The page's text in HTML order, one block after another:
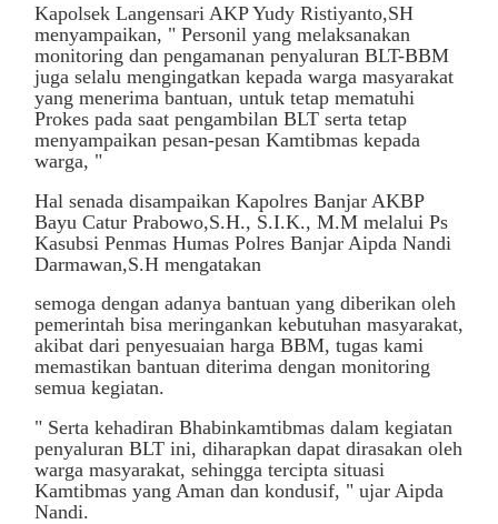
Kapolsek Langensari AKP Yudy Ristiyanto,SH
menyampaikan, " Personil yang melaksanakan
monitoring dan pengamanan penyaluran BLT-BBM
juga selalu mengingatkan kepada warga masyarakat
yang menerima bantuan, untuk tetap mematuhi
Prokes pada saat pengambilan BLT serta tetap
menyampaikan pesan-pesan Kamtibmas kepada
warga, "
Hal senada disampaikan Kapolres Banjar AKBP
Bayu Catur Prabowo,S.H., S.I.K., M.M melalui Ps
Kasubsi Penmas Humas Polres Banjar Aipda Nandi
Darmawan,S.H mengatakan
semoga dengan adanya bantuan yang diberikan oleh
pemerintah bisa meringankan kebutuhan masyarakat,
akibat dari penyesuaian harga BBM, tugas kami
memastikan bantuan diterima dengan monitoring
semua kegiatan.
" Serta kehadiran Bhabinkamtibmas dalam kegiatan
penyaluran BLT ini, diharapkan dapat dirasakan oleh
warga masyarakat, sehingga tercipta situasi
Kamtibmas yang Aman dan kondusif, " ujar Aipda
Nandi.